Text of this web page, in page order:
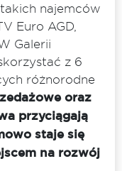
najemców
Euro AGD,
Galerii
z 6
różnorodne
oraz
przyciągają
staje się
na rozwój